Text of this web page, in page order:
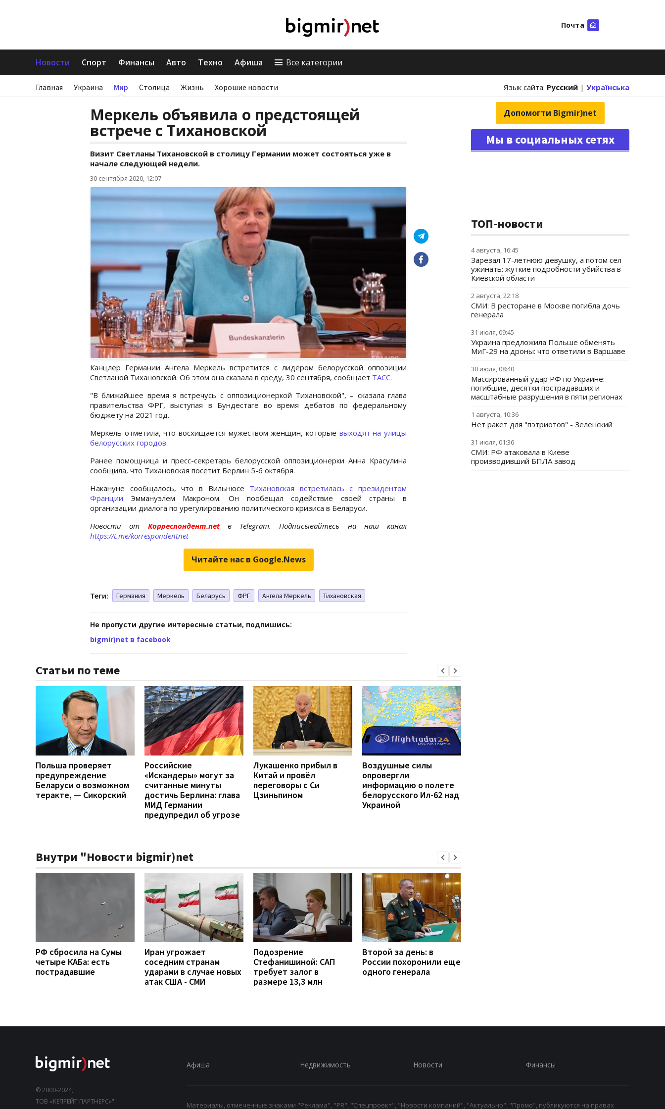
Почта
Новости Спорт Финансы Авто Техно Афиша Все категории
Главная Украина Мир Столица Жизнь Хорошие новости Язык сайта: Русский | Українська
Меркель объявила о предстоящей
встрече с Тихановской
Визит Светланы Тихановской в столицу Германии может состояться уже в
начале следующей недели.
30 сентября 2020, 12:07
Канцлер Германии Ангела Меркель встретится с лидером белорусской оппозиции
Светланой Тихановской. Об этом она сказала в среду, 30 сентября, сообщает ТАСС.
"В ближайшее время я встречусь с оппозиционеркой Тихановской", – сказала глава
правительства ФРГ, выступая в Бундестаге во время дебатов по федеральному
бюджету на 2021 год.
Меркель отметила, что восхищается мужеством женщин, которые выходят на улицы
белорусских городов.
Ранее помощница и пресс-секретарь белорусской оппозиционерки Анна Красулина
сообщила, что Тихановская посетит Берлин 5-6 октября.
Накануне сообщалось, что в Вильнюсе Тихановская встретилась с президентом
Франции Эммануэлем Макроном. Он пообещал содействие своей страны в
организации диалога по урегулированию политического кризиса в Беларуси.
Новости от Корреспондент.net в Telegram. Подписывайтесь на наш канал
https://t.me/korrespondentnet
Читайте нас в Google.News
Теги: Германия Меркель Беларусь ФРГ Ангела Меркель Тихановская
Не пропусти другие интересные статьи, подпишись:
bigmir)net в facebook
Статьи по теме
Польша проверяет
предупреждение
Беларуси о возможном
теракте, — Сикорский
Российские
«Искандеры» могут за
считанные минуты
достичь Берлина: глава
МИД Германии
предупредил об угрозе
Лукашенко прибыл в
Китай и провёл
переговоры с Си
Цзиньпином
Воздушные силы
опровергли
информацию о полете
белорусского Ил-62 над
Украиной
Внутри "Новости bigmir)net
РФ сбросила на Сумы
четыре КАБа: есть
пострадавшие
Иран угрожает
соседним странам
ударами в случае новых
атак США - СМИ
Подозрение
Стефанишиной: САП
требует залог в
размере 13,3 млн
Второй за день: в
России похоронили еще
одного генерала
Допомогти Bigmir)net
Мы в социальных сетях
ТОП-новости
4 августа, 16:45
Зарезал 17-летнюю девушку, а потом сел
ужинать: жуткие подробности убийства в
Киевской области
2 августа, 22:18
СМИ: В ресторане в Москве погибла дочь
генерала
31 июля, 09:45
Украина предложила Польше обменять
МиГ-29 на дроны: что ответили в Варшаве
30 июля, 08:40
Массированный удар РФ по Украине:
погибшие, десятки пострадавших и
масштабные разрушения в пяти регионах
1 августа, 10:36
Нет ракет для "пэтриотов" - Зеленский
31 июля, 01:36
СМИ: РФ атаковала в Киеве
производивший БПЛА завод
© 2000-2024,
ТОВ «КЕПРЕЙТ ПАРТНЕРС»".
Афиша Недвижимость Новости Финансы
Материалы, отмеченные знаками "Реклама", "PR", "Спецпроект", "Новости компаний", "Актуально", "Промо", публикуются на правах